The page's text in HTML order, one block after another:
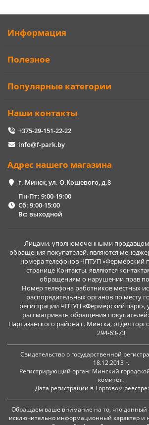
Информация
Полезное
Популярные категории
Наши контакты
+375-29-151-22-22
info@f-park.by
Адрес нашего магазина
г. Минск, ул. О.Кошевого, д.8
Пн-Пт: 9:00-19:00
Сб: 9:00-15:00
Вс: выходной
Лицами, уполномоченными продавцом
обращения покупателей, являются
номера телефонов ЧПТУП «Фермерский
странице Контакты, являются
обращениям о нарушении прав
Номер телефона работников местных
распорядительных органов по месту
регистрации ЧПТУП «Фермерский
рассматривать обращения
Партизанского района г. Минска, отдел
294-63-73
Свидетельство о государственной
18.12.2013 г.
Регистрирующий орган: Минский
комитет.
Дата регистрации в Торговом
Обращаем ваше внимание на то, что данный
исключительно информационный характер и